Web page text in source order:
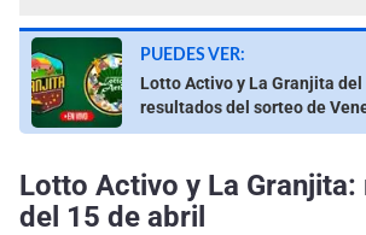
PUEDES VER:
Lotto Activo y La Granjita del
resultados del sorteo de
Lotto Activo y La
del 15 de abril